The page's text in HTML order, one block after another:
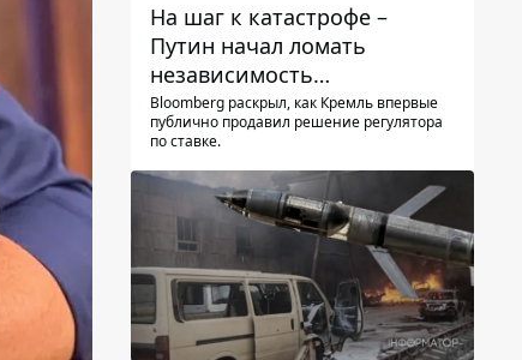
На шаг к катастрофе –
Путин начал ломать
независимость
собственного Центробанка,
заставив снизить базовую
Bloomberg раскрыл, как Кремль впервые
публично продавил решение регулятора
по ставке.